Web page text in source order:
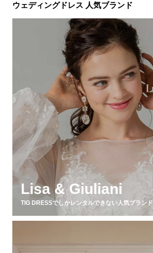
ウェディングドレス 人気ブランド
Lisa & Giuliani
TIG DRESSでしかレンタルできない人気ブランド